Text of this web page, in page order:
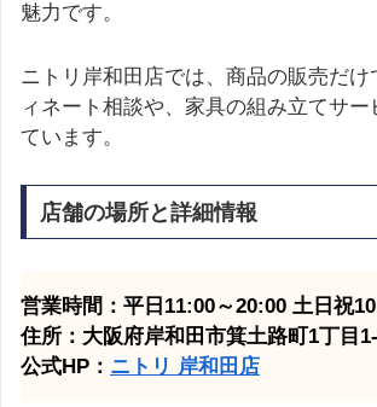
魅力です。
ニトリ岸和田店では、商品の販売だ
ィネート相談や、家具の組み立てサー
ています。
店舗の場所と詳細情報
営業時間：平日11:00～20:00 土日祝
住所：大阪府岸和田市箕土路町1丁目
公式HP： ニトリ 岸和田 店